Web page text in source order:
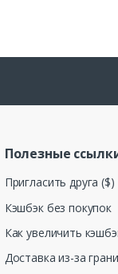
Полезные
Пригласить друга ($)
Кэшбэк без покупок
Как увеличить
Доставка из-за